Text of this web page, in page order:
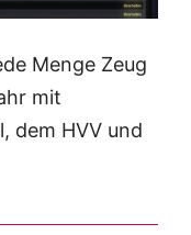
Menge Zeug
mit
dem HVV und